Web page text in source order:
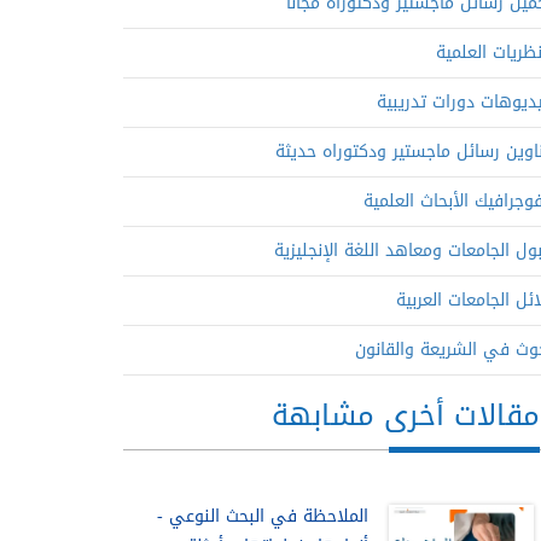
العلمية
دورات تدريبية
رسائل ماجستير ودكتوراه حديثة
الأبحاث العلمية
الجامعات ومعاهد اللغة الإنجليزية
الجامعات العربية
في الشريعة والقانون
مقالات أخرى مشابهة
الملاحظة في البحث النوعي -